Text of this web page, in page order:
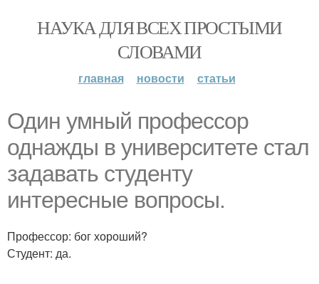
НАУКА ДЛЯ ВСЕХ ПРОСТЫМИ
СЛОВАМИ
главная новости статьи
Один умный профессор
однажды в университете стал
задавать студенту
интересные вопросы.
Профессор: бог хороший?
Студент: да.